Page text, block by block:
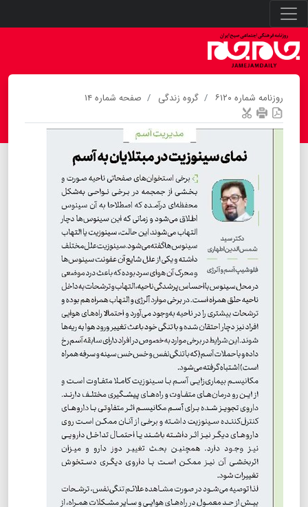
روزنامه شماره ۶۱۲۰ گروه زندگی صفحه شماره ۱۴